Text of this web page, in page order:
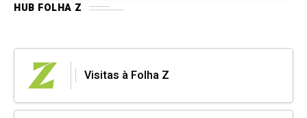
HUB FOLHA Z
Visitas à Folha Z